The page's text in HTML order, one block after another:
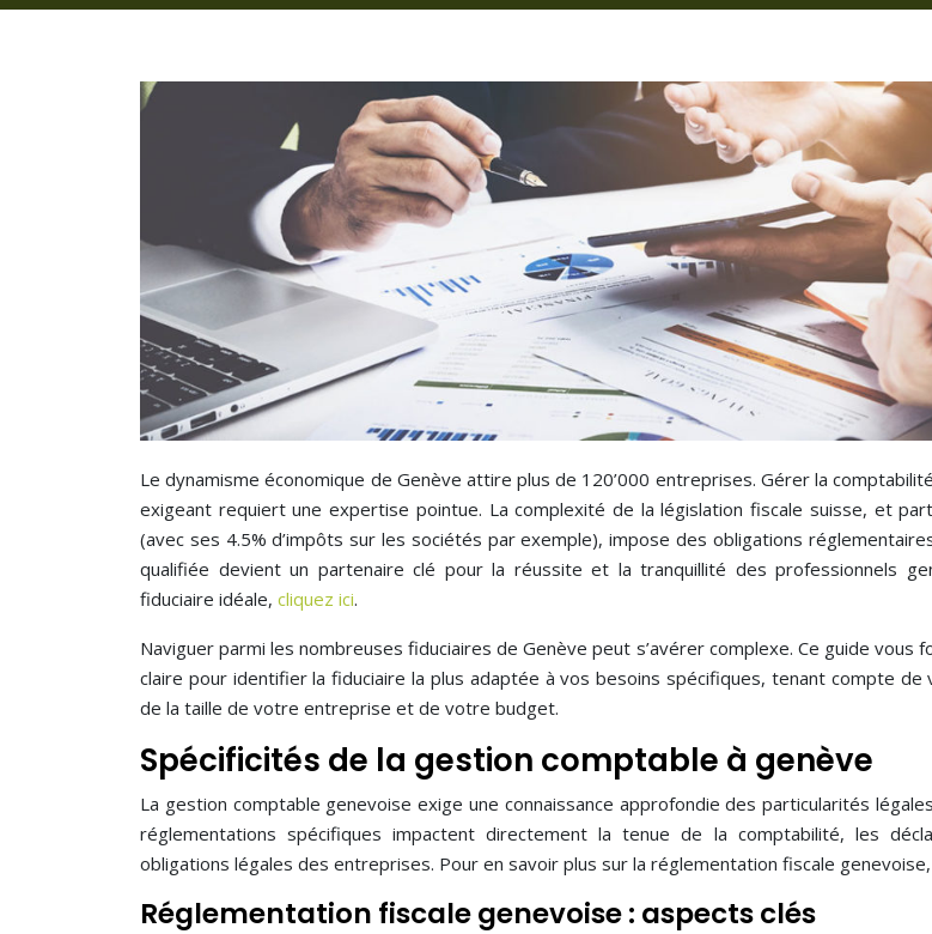
Le dynamisme économique de Genève attire plus de 120’000 entreprises. Gérer la
exigeant requiert une expertise pointue. La complexité de la législation fiscale suisse, et
(avec ses 4.5% d’impôts sur les sociétés par exemple), impose des obligations
qualifiée devient un partenaire clé pour la réussite et la tranquillité des professionnels
fiduciaire idéale, cliquez ici.
Naviguer parmi les nombreuses fiduciaires de Genève peut s’avérer complexe. Ce guide vous
claire pour identifier la fiduciaire la plus adaptée à vos besoins spécifiques, tenant compte de
de la taille de votre entreprise et de votre budget.
Spécificités de la gestion comptable à genève
La gestion comptable genevoise exige une connaissance approfondie des particularités
réglementations spécifiques impactent directement la tenue de la comptabilité, les
obligations légales des entreprises. Pour en savoir plus sur la réglementation fiscale genevoise,
Réglementation fiscale genevoise : aspects clés